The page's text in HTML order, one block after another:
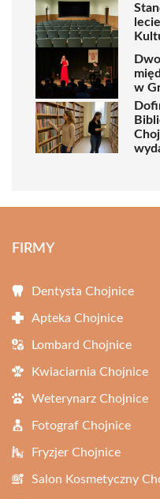
w
FIRMY
Dentysta Chojnice
Apteka Chojnice
Lombard Chojnice
Kwiaciarnia Chojnice
Weterynarz Chojnice
Fotograf Chojnice
Fryzjer Chojnice
Salon Kosmetyczny